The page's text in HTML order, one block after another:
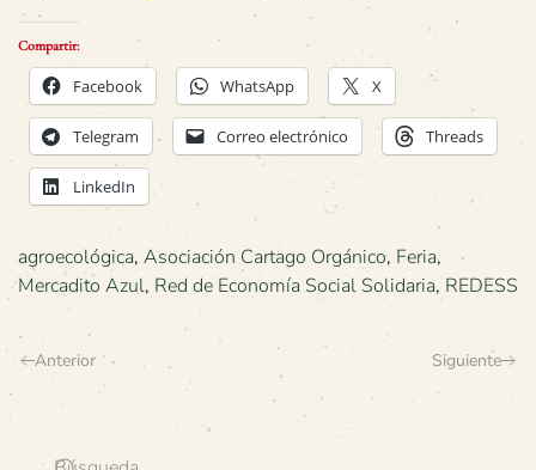
Compartir:
Facebook WhatsApp X
Telegram Correo electrónico Threads
LinkedIn
agroecológica, Asociación Cartago Orgánico, Feria,
Mercadito Azul, Red de Economía Social Solidaria, REDESS
Anterior Siguiente